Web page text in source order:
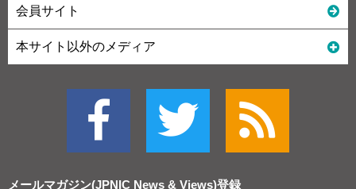
会員サイト
本サイト以外のメディア
メールマガジン(JPNIC News & Views)登録